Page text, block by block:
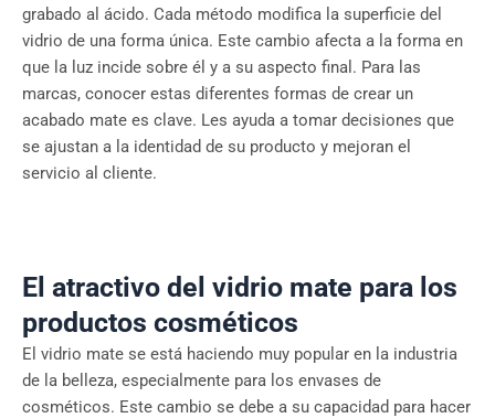
grabado al ácido. Cada método modifica la superficie del
vidrio de una forma única. Este cambio afecta a la forma en
que la luz incide sobre él y a su aspecto final. Para las
marcas, conocer estas diferentes formas de crear un
acabado mate es clave. Les ayuda a tomar decisiones que
se ajustan a la identidad de su producto y mejoran el
servicio al cliente.
El atractivo del vidrio mate para los
productos cosméticos
El vidrio mate se está haciendo muy popular en la industria
de la belleza, especialmente para los envases de
cosméticos. Este cambio se debe a su capacidad para hacer